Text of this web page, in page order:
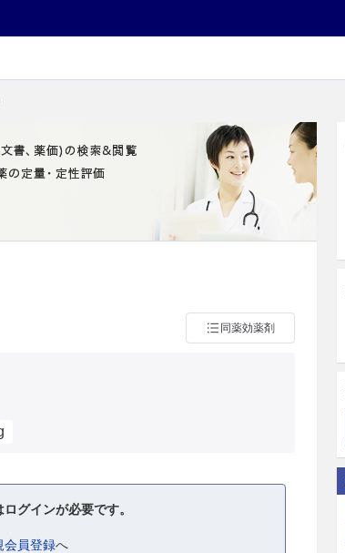
同薬効薬剤
グインが必要です。
会員登録へ